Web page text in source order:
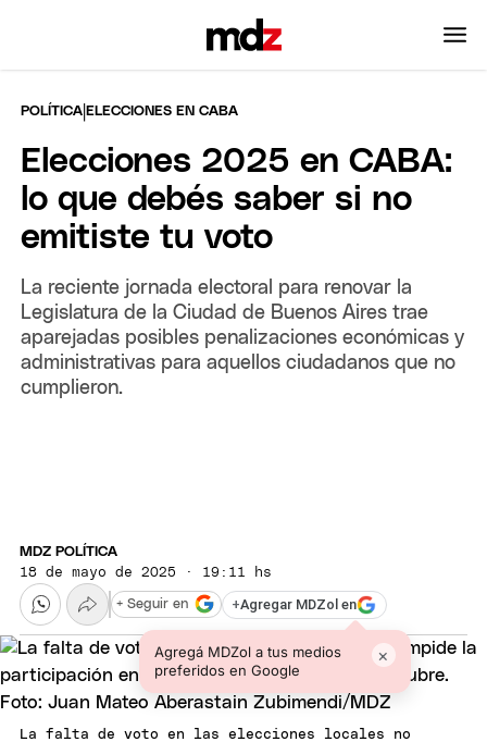
POLÍTICA |ELECCIONES EN CABA
Elecciones 2025 en CABA:
lo que debés saber si no
emitiste tu voto
La reciente jornada electoral para renovar la
Legislatura de la Ciudad de Buenos Aires trae
aparejadas posibles penalizaciones económicas y
administrativas para aquellos ciudadanos que no
cumplieron.
MDZ POLÍTICA
18 de mayo de 2025 · 19:11 hs
+Agregar MDZol en
Agregá MDZol a tus medios
preferidos en Google
×
+ Seguir en
La falta de voto en las elecciones locales no